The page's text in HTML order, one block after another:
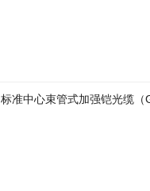
标准中心束管式加强铠光缆（